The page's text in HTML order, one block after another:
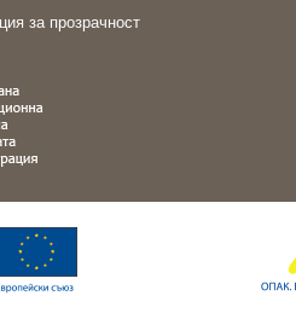
за прозрачност